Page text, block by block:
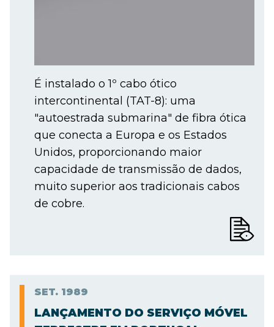
É instalado o 1º cabo ótico
intercontinental (TAT-8): uma
"autoestrada submarina" de fibra ótica
que conecta a Europa e os Estados
Unidos, proporcionando maior
capacidade de transmissão de dados,
muito superior aos tradicionais cabos
de cobre.
SET. 1989
LANÇAMENTO DO SERVIÇO MÓVEL